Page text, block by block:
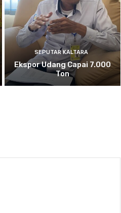
SEPUTAR KALTARA
Ekspor Udang Capai 7.000
Ton